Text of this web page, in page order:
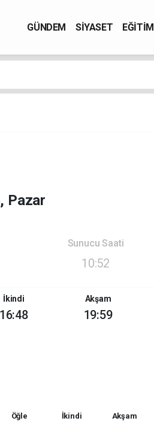
GÜNDEM SİYASET EĞİTİM
Pazar
Sunucu Saati
10:52
İkindi
16:48
Akşam
19:59
Öğle İkindi Akşam